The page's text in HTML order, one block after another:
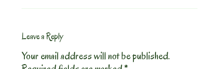
Leave a Reply
Your email address will not be published.